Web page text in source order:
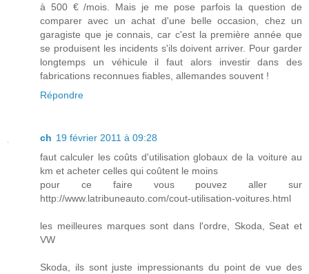
à 500 € /mois. Mais je me pose parfois la question de
comparer avec un achat d'une belle occasion, chez un
garagiste que je connais, car c'est la première année que
se produisent les incidents s'ils doivent arriver. Pour garder
longtemps un véhicule il faut alors investir dans des
fabrications reconnues fiables, allemandes souvent !
Répondre
ch 19 février 2011 à 09:28
faut calculer les coûts d'utilisation globaux de la voiture au
km et acheter celles qui coûtent le moins
pour ce faire vous pouvez aller sur
http://www.latribuneauto.com/cout-utilisation-voitures.html
les meilleures marques sont dans l'ordre, Skoda, Seat et
VW
Skoda, ils sont juste impressionants du point de vue des